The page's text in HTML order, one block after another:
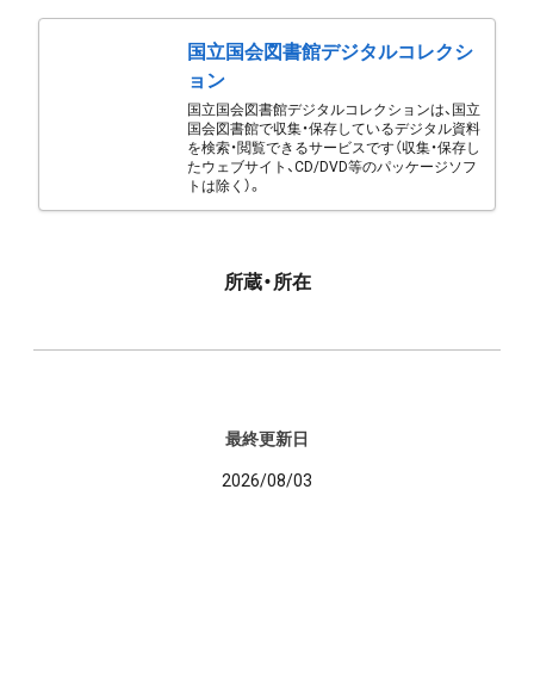
国立国会図書館デジタルコレクシ
ョン
国立国会図書館デジタルコレクションは、国立
国会図書館で収集・保存しているデジタル資料
を検索・閲覧できるサービスです（収集・保存し
たウェブサイト、CD/DVD等のパッケージソフ
トは除く）。
所蔵・所在
最終更新日
2026/08/03